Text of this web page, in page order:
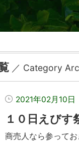
／ Category
2021年02月10日
１０日えびす
商売人なら参って